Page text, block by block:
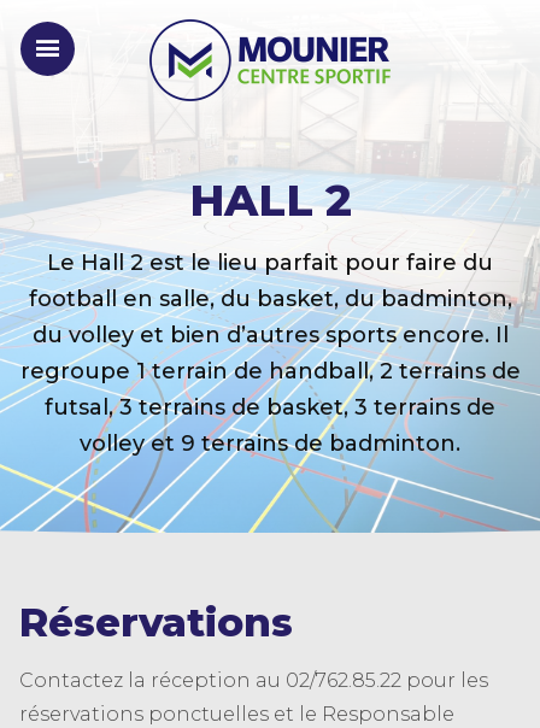
HALL 2
Le Hall 2 est le lieu parfait pour faire du
football en salle, du basket, du badminton,
du volley et bien d’autres sports encore. Il
regroupe 1 terrain de handball, 2 terrains de
futsal, 3 terrains de basket, 3 terrains de
volley et 9 terrains de badminton.
Réservations
Contactez la réception au 02/762.85.22 pour les
réservations ponctuelles et le Responsable